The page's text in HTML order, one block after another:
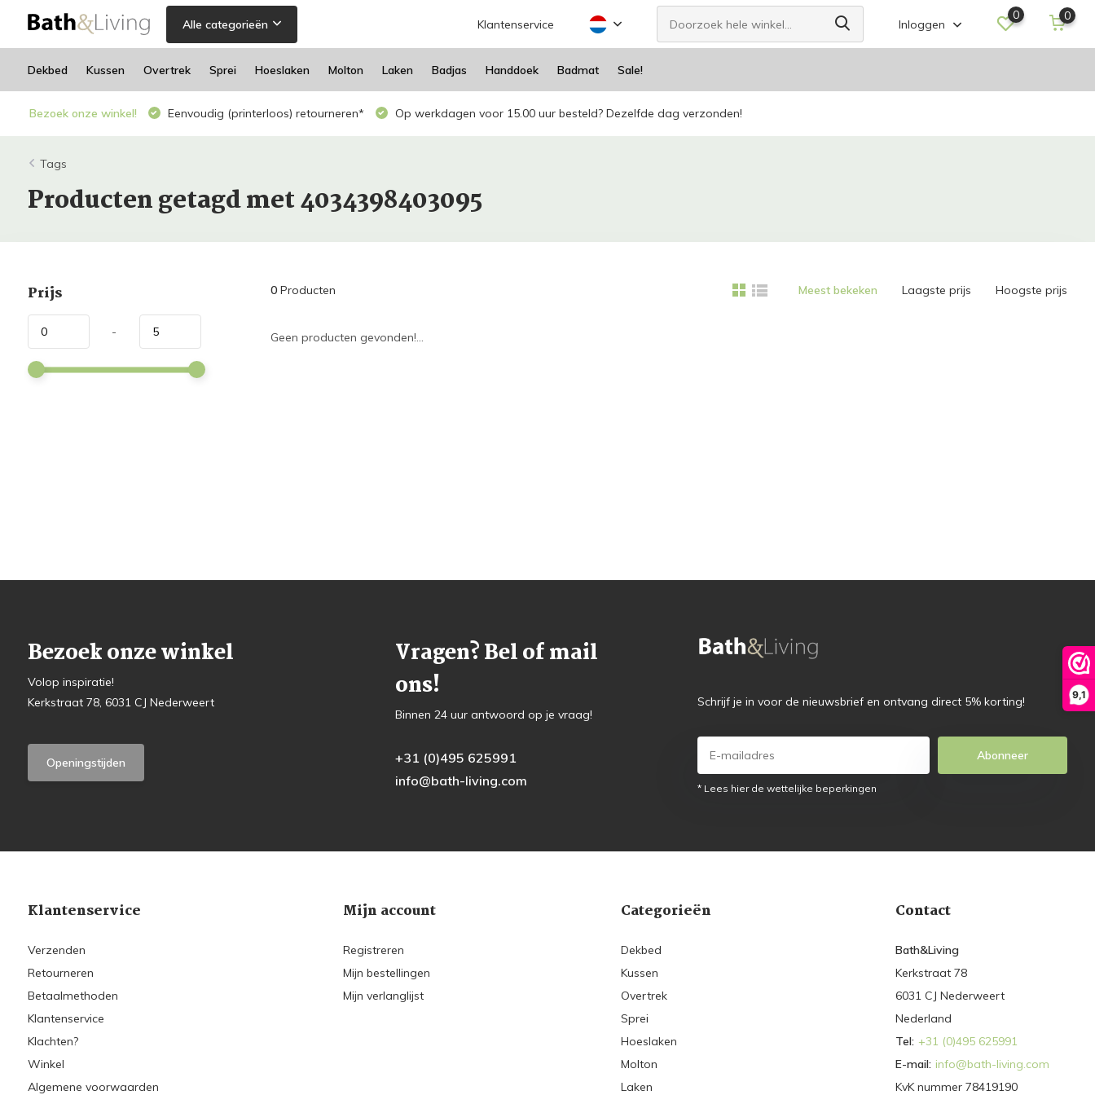
9,1
Alle categorieën Klantenservice Inloggen
0 0
Dekbed Kussen Overtrek Sprei Hoeslaken Molton Laken Badjas Handdoek Badmat Sale!
Bezoek onze winkel! Eenvoudig (printerloos) retourneren* Op werkdagen voor 15.00 uur besteld? Dezelfde dag verzonden!
Tags
Producten getagd met 4034398403095
Prijs
-
0Producten Meest bekeken Laagste prijs Hoogste prijs
Geen producten gevonden!...
Bezoek onze winkel
Volop inspiratie!
Kerkstraat 78, 6031 CJ Nederweert
Openingstijden
Vragen? Bel of mail
ons!
Binnen 24 uur antwoord op je vraag!
+31 (0)495 625991
info@bath-living.com
Schrijf je in voor de nieuwsbrief en ontvang direct 5% korting!
Abonneer
* Lees hier de wettelijke beperkingen
Klantenservice
Verzenden
Retourneren
Betaalmethoden
Klantenservice
Klachten?
Winkel
Algemene voorwaarden
Mijn account
Registreren
Mijn bestellingen
Mijn verlanglijst
Categorieën
Dekbed
Kussen
Overtrek
Sprei
Hoeslaken
Molton
Laken
Contact
Bath&Living
Kerkstraat 78
6031 CJ Nederweert
Nederland
Tel: +31 (0)495 625991
E-mail: info@bath-living.com
KvK nummer 78419190